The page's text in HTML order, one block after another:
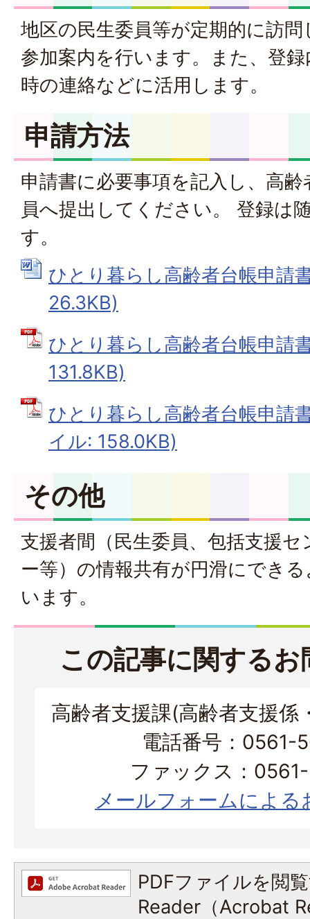
地区の民生委員等が定期的に訪
参加案内を行います。また、登
時の連絡などに活用します。
申請方法
申請書に必要事項を記入し、高
員へ提出してください。 登録は
す。
ひとり暮らし高齢者台帳申請
26.3KB)
ひとり暮らし高齢者台帳申請
131.8KB)
ひとり暮らし高齢者台帳申請
イル: 158.0KB)
その他
支援者間（民生委員、包括支援
ー等）の情報共有が円滑にでき
います。
この記事に関する
高齢者支援課(高齢者支援係
電話番号：0561-
ファックス：
メールフォームによる
PDFファイルを閲
Reader（Acrobat